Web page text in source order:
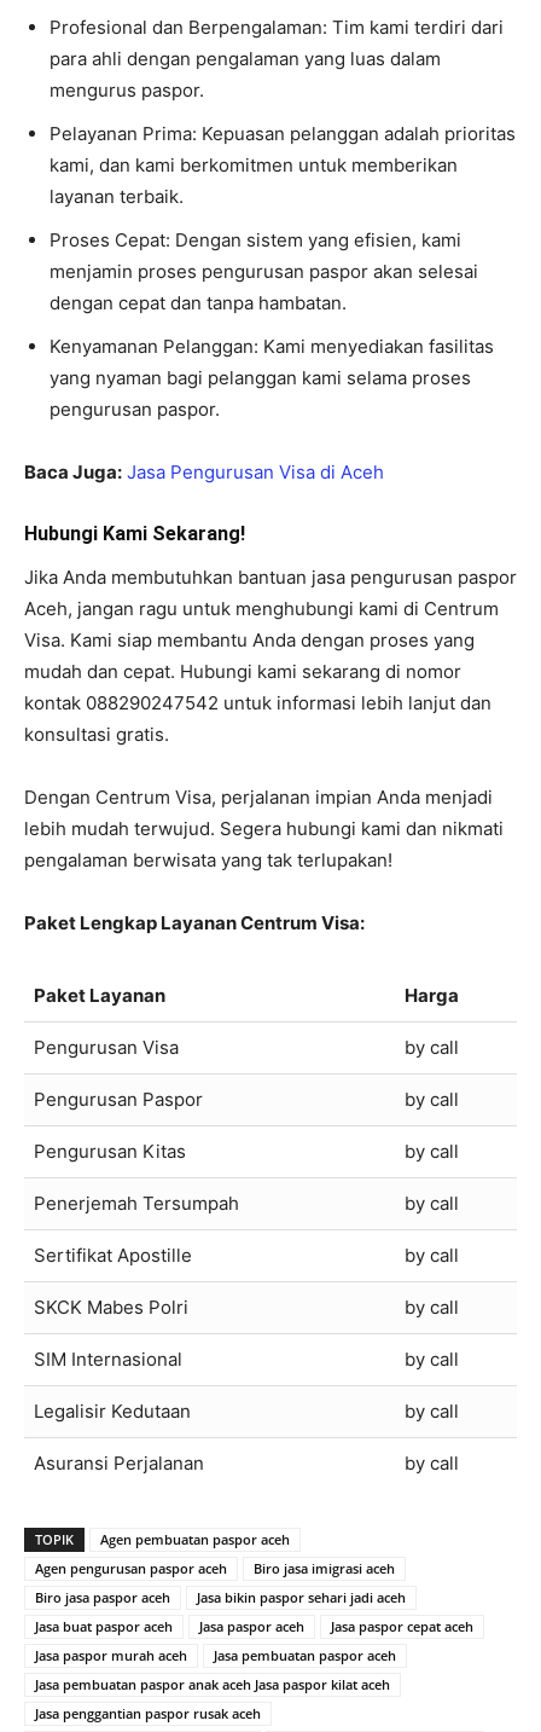
Profesional dan Berpengalaman: Tim kami terdiri dari
para ahli dengan pengalaman yang luas dalam
mengurus paspor.
Pelayanan Prima: Kepuasan pelanggan adalah prioritas
kami, dan kami berkomitmen untuk memberikan
layanan terbaik.
Proses Cepat: Dengan sistem yang efisien, kami
menjamin proses pengurusan paspor akan selesai
dengan cepat dan tanpa hambatan.
Kenyamanan Pelanggan: Kami menyediakan fasilitas
yang nyaman bagi pelanggan kami selama proses
pengurusan paspor.
Baca Juga: Jasa Pengurusan Visa di Aceh
Hubungi Kami Sekarang!
Jika Anda membutuhkan bantuan jasa pengurusan paspor
Aceh, jangan ragu untuk menghubungi kami di Centrum
Visa. Kami siap membantu Anda dengan proses yang
mudah dan cepat. Hubungi kami sekarang di nomor
kontak 088290247542 untuk informasi lebih lanjut dan
konsultasi gratis.
Dengan Centrum Visa, perjalanan impian Anda menjadi
lebih mudah terwujud. Segera hubungi kami dan nikmati
pengalaman berwisata yang tak terlupakan!
Paket Lengkap Layanan Centrum Visa:
Paket Layanan Harga
Pengurusan Visa by call
Pengurusan Paspor by call
Pengurusan Kitas by call
Penerjemah Tersumpah by call
Sertifikat Apostille by call
SKCK Mabes Polri by call
SIM Internasional by call
Legalisir Kedutaan by call
Asuransi Perjalanan by call
TOPIK
Agen pembuatan paspor aceh
Agen pengurusan paspor aceh
Biro jasa imigrasi aceh
Biro jasa paspor aceh
Jasa bikin paspor sehari jadi aceh
Jasa buat paspor aceh
Jasa paspor aceh
Jasa paspor cepat aceh
Jasa paspor murah aceh
Jasa pembuatan paspor aceh
Jasa pembuatan paspor anak aceh Jasa paspor kilat aceh
Jasa penggantian paspor rusak aceh